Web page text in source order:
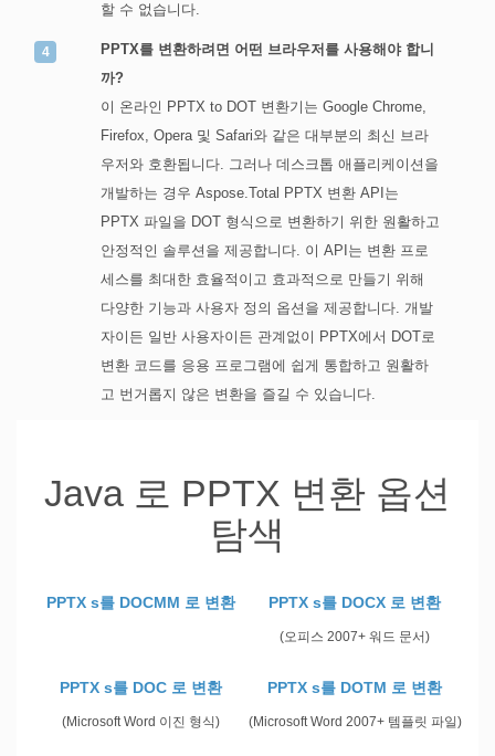
할 수 없습니다.
PPTX를 변환하려면 어떤 브라우저를 사용해야 합니
까?
이 온라인 PPTX to DOT 변환기는 Google Chrome,
Firefox, Opera 및 Safari와 같은 대부분의 최신 브라
우저와 호환됩니다. 그러나 데스크톱 애플리케이션을
개발하는 경우 Aspose.Total PPTX 변환 API는
PPTX 파일을 DOT 형식으로 변환하기 위한 원활하고
안정적인 솔루션을 제공합니다. 이 API는 변환 프로
세스를 최대한 효율적이고 효과적으로 만들기 위해
다양한 기능과 사용자 정의 옵션을 제공합니다. 개발
자이든 일반 사용자이든 관계없이 PPTX에서 DOT로
변환 코드를 응용 프로그램에 쉽게 통합하고 원활하
고 번거롭지 않은 변환을 즐길 수 있습니다.
Java 로 PPTX 변환 옵션
탐색
PPTX s를 DOCMM 로 변환 PPTX s를 DOCX 로 변환
(오피스 2007+ 워드 문서)
PPTX s를 DOC 로 변환
(Microsoft Word 이진 형식)
PPTX s를 DOTM 로 변환
(Microsoft Word 2007+ 템플릿 파일)